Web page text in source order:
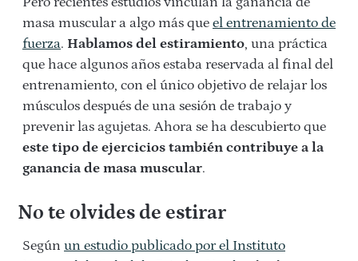
masa muscular a algo más que el entrenamiento de
fuerza. Hablamos del estiramiento, una práctica
que hace algunos años estaba reservada al final del
entrenamiento, con el único objetivo de relajar los
músculos después de una sesión de trabajo y
prevenir las agujetas. Ahora se ha descubierto que
este tipo de ejercicios también contribuye a la
ganancia de masa muscular.
No te olvides de estirar
Según un estudio publicado por el Instituto